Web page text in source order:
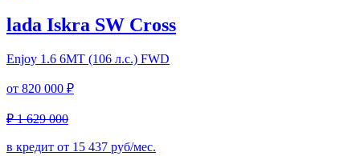
lada Iskra SW Cross
Enjoy 1.6 6МТ (106 л.с.) FWD
от 820 000 ₽
₽ 1 629 000
в кредит от 15 437 руб/мес.